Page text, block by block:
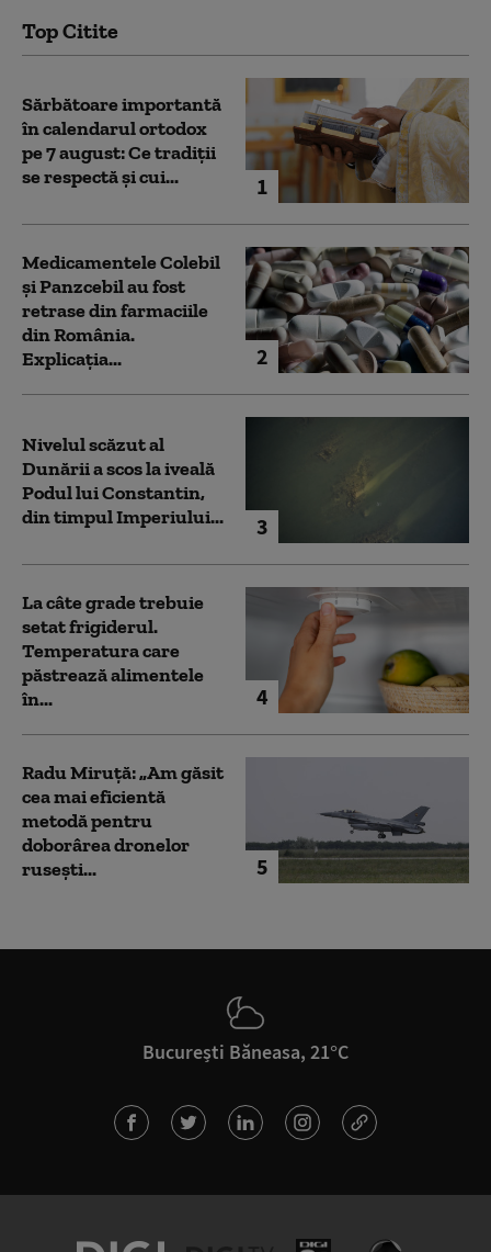
Top Citite
1
Sărbătoare importantă
în calendarul ortodox
pe 7 august: Ce tradiții
se respectă și cui...
2
Medicamentele Colebil
și Panzcebil au fost
retrase din farmaciile
din România.
Explicația...
3
Nivelul scăzut al
Dunării a scos la iveală
Podul lui Constantin,
din timpul Imperiului...
4
La câte grade trebuie
setat frigiderul.
Temperatura care
păstrează alimentele
în...
5
Radu Miruță: „Am găsit
cea mai eficientă
metodă pentru
doborârea dronelor
rusești...
București Băneasa, 21°C